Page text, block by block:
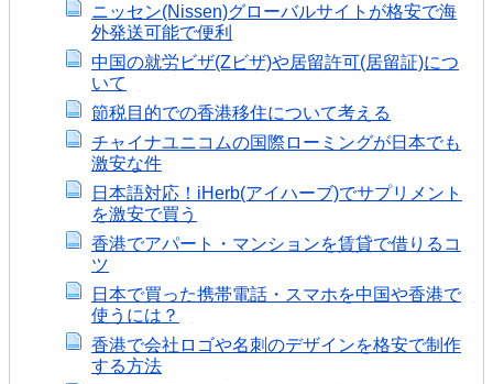
ニッセン(Nissen)グローバルサイトが格安で海
外発送可能で便利
中国の就労ビザ(Zビザ)や居留許可(居留証)につ
いて
節税目的での香港移住について考える
チャイナユニコムの国際ローミングが日本でも
激安な件
日本語対応！iHerb(アイハーブ)でサプリメント
を激安で買う
香港でアパート・マンションを賃貸で借りるコ
ツ
日本で買った携帯電話・スマホを中国や香港で
使うには？
香港で会社ロゴや名刺のデザインを格安で制作
する方法